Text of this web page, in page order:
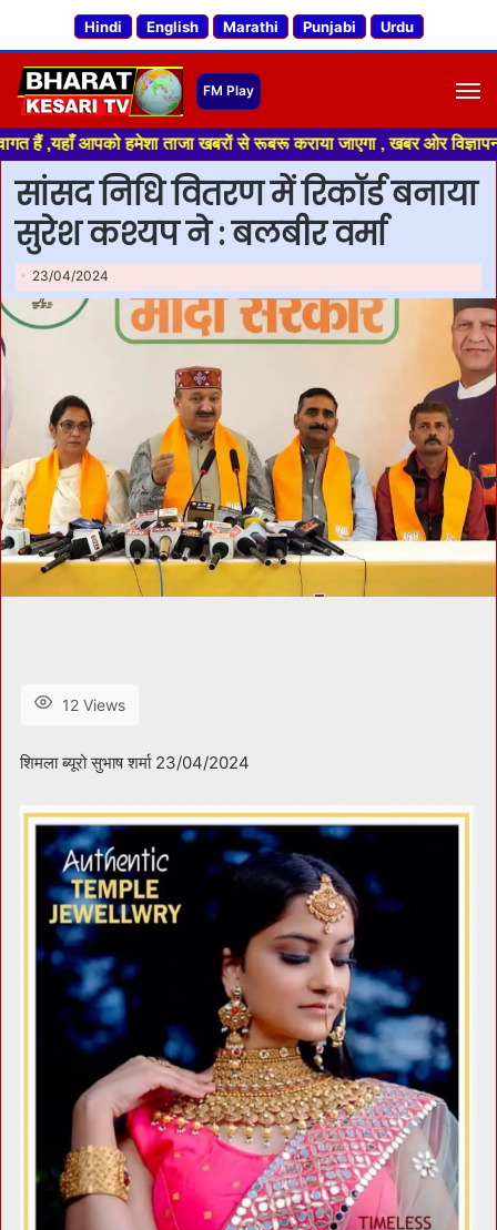
Hindi English Marathi Punjabi Urdu
हमेशा ताजा खबरों से रूबरू कराया जाएगा , खबर ओर विज्ञापन के
सांसद निधि वितरण में रिकॉर्ड बनाया
सुरेश कश्यप ने : बलबीर वर्मा
23/04/2024
12 Views
शिमला ब्यूरो सुभाष शर्मा 23/04/2024